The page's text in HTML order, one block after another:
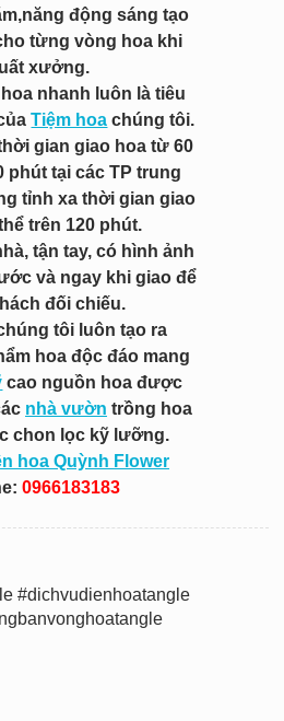
động sáng tạo
từng vòng hoa khi
xưởng.
nhanh luôn là tiêu
Tiệm hoa chúng tôi.
gian giao hoa từ 60
phút tại các TP trung
tỉnh xa thời gian giao
trên 120 phút.
tận tay, có hình ảnh
và ngay khi giao để
đối chiếu.
tôi luôn tạo ra
hoa độc đáo mang
cao nguồn hoa được
nhà vườn trồng hoa
chon lọc kỹ lưỡng.
hoa Quỳnh Flower
0966183183
#dichvudienhoatangle